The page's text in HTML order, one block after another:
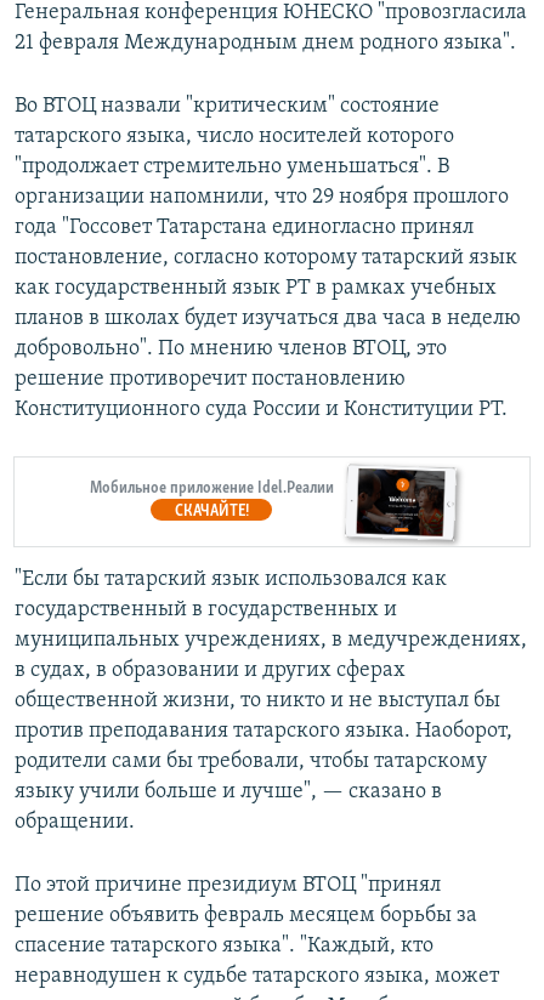
Генеральная конференция ЮНЕСКО "провозгласила
21 февраля Международным днем родного языка".
Во ВТОЦ назвали "критическим" состояние
татарского языка, число носителей которого
"продолжает стремительно уменьшаться". В
организации напомнили, что 29 ноября прошлого
года "Госсовет Татарстана единогласно принял
постановление, согласно которому татарский язык
как государственный язык РТ в рамках учебных
планов в школах будет изучаться два часа в неделю
добровольно". По мнению членов ВТОЦ, это
решение противоречит постановлению
Конституционного суда России и Конституции РТ.
Мобильное приложение Idel.Реалии
СКАЧАЙТЕ!
"Если бы татарский язык использовался как
государственный в государственных и
муниципальных учреждениях, в медучреждениях,
в судах, в образовании и других сферах
общественной жизни, то никто и не выступал бы
против преподавания татарского языка. Наоборот,
родители сами бы требовали, чтобы татарскому
языку учили больше и лучше", — сказано в
обращении.
По этой причине президиум ВТОЦ "принял
решение объявить февраль месяцем борьбы за
спасение татарского языка". "Каждый, кто
неравнодушен к судьбе татарского языка, может